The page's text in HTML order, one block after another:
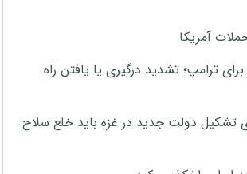
آمریکا
ترامپ؛ تشدید درگیری یا یافتن راه
تشکیل دولت جدید در غزه باید خلع سلاح